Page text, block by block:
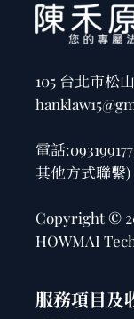
105 台北市松
電話:
其他方式聯繫)
Copyright ©
HOWMAI
服務項目及